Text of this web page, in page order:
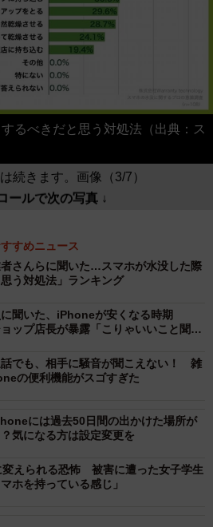
るべきだと思う対処法（出典：ス
続きます。画像（3/7）
ールで次の写真 ↓
すめニュース
者さんらに聞いた…スマホが水没した際
う対処法」ランキング
に聞いた、iPhoneが安くなる時期
ップ店長が暴露「こりゃいいこと聞い
話でも、相手に騒音が聞こえない！ 雑
の便利機能がスゴすぎた
には過去50日間の出かけた場所が
気になる方は設定変更を
えられる恐怖 被害に遭った女子学生
ホを持っている感じ」